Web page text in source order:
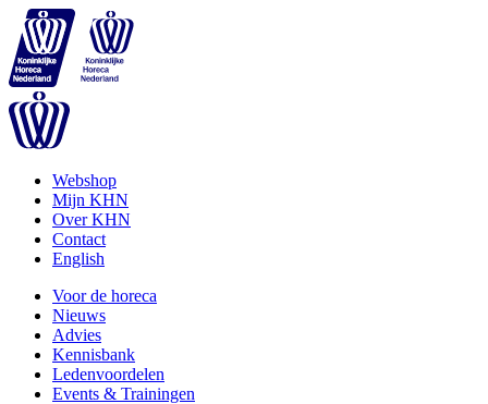
Webshop
Mijn KHN
Over KHN
Contact
English
Voor de horeca
Nieuws
Advies
Kennisbank
Ledenvoordelen
Events & Trainingen